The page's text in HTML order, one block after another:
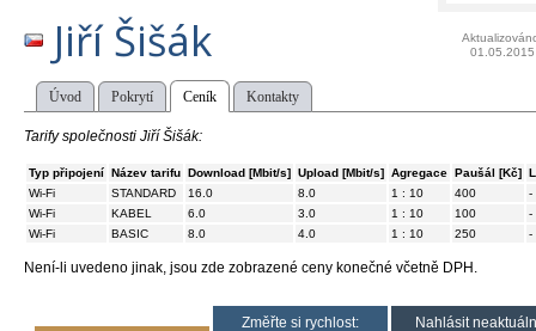
Jiří Šišák
01.05.2015
Úvod Pokrytí Ceník Kontakty
Tarify společnosti Jiří Šišák:
Typ připojení Název tarifu Download [Mbit/s] Upload [Mbit/s] Agregace Paušál [Kč]
Wi-Fi
STANDARD 16.0 8.0 1 : 10 400
-
Wi-Fi
KABEL 6.0 3.0 1 : 10 100
-
Wi-Fi
BASIC 8.0 4.0 1 : 10 250 -
Není-li uvedeno jinak, jsou zde zobrazené ceny konečné včetně DPH.
Změřte si rychlost:
Nahlásit